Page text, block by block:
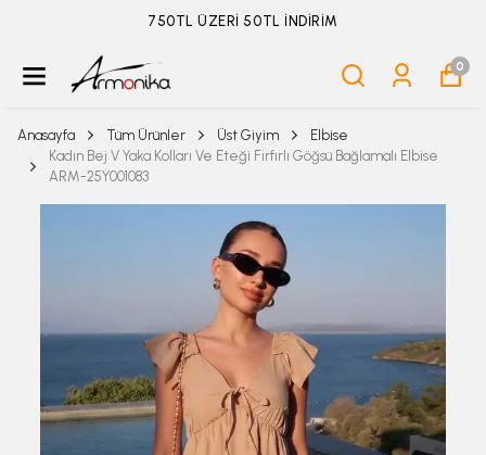
750TL ÜZERİ 50TL İNDİRİM
0
Anasayfa Tüm Ürünler Üst Giyim
Elbise
Kadın Bej V Yaka Kolları Ve Eteği Fırfırlı Göğsü Bağlamalı Elbise
ARM-25Y001083